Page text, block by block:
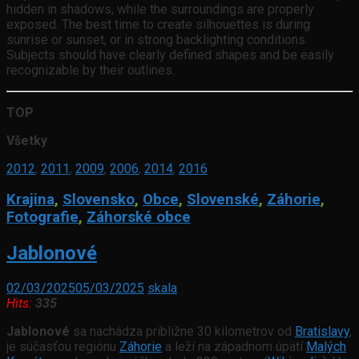
hidden in shadows, while the surroundings are properly
exposed. The best time to create silhouettes is during
sunrise or sunset, or in strong backlighting conditions.
Subjects should have clearly defined shapes and be easily
recognizable by their outlines.
TOP
Všetky
2012, 2011, 2009, 2006, 2014, 2016
Krajina, Slovensko, Obce, Slovenské, Záhorie,
Fotografie, Záhorské obce
Jablonové
02/03/202505/03/2025 skala
Hits: 335
Jablonové sa nachádza približne 30 kilometrov od Bratislavy,
je súčasťou regiónu Záhorie a leží na západnom úpätí Malých